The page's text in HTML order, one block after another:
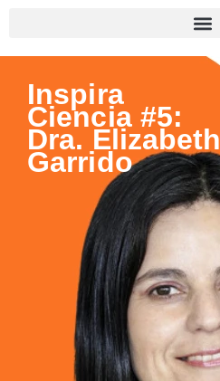
Inspira
Ciencia #5:
Dra. Elizabeth
Garrido